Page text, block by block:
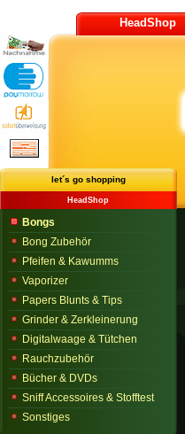
let´s go shopping
HeadShop
Bongs
Bong Zubehör
Pfeifen & Kawumms
Vaporizer
Papers Blunts & Tips
Grinder & Zerkleinerung
Digitalwaage & Tütchen
Rauchzubehör
Bücher & DVDs
Sniff Accessoires & Stofftest
Sonstiges
HeadShop